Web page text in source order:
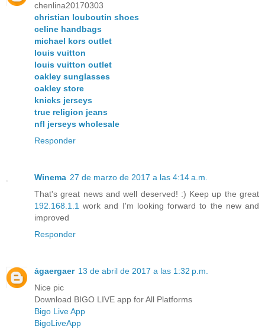
chenlina20170303
christian louboutin shoes
celine handbags
michael kors outlet
louis vuitton
louis vuitton outlet
oakley sunglasses
oakley store
knicks jerseys
true religion jeans
nfl jerseys wholesale
Responder
Winema 27 de marzo de 2017 a las 4:14 a.m.
That's great news and well deserved! :) Keep up the great
192.168.1.1 work and I'm looking forward to the new and
improved
Responder
ảgaergaer 13 de abril de 2017 a las 1:32 p.m.
Nice pic
Download BIGO LIVE app for All Platforms
Bigo Live App
BigoLiveApp